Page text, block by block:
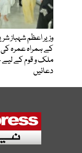
وزیر اعظم شہباز
کے ہمراہ عمرہ کی
ملک و قوم کے
دعائیں